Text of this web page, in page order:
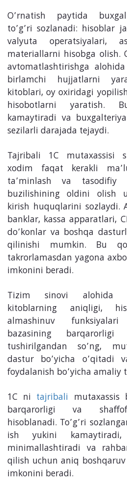
O’rnatish paytida
to’g’ri sozlanadi: hisoblar
valyuta operatsiyalari,
materiallarni hisobga olish.
avtomatlashtirishga
birlamchi hujjatlarni
kitoblari, oy oxiridagi
hisobotlarni yaratish.
kamaytiradi va
sezilarli darajada tejaydi.
Tajribali 1C mutaxassisi
xodim faqat kerakli
ta’minlash va tasodifiy
buzilishining oldini olish
kirish huquqlarini sozlaydi.
banklar, kassa apparatlari,
do’konlar va boshqa
qilinishi mumkin. Bu
takrorlamasdan yagona
imkonini beradi.
Tizim sinovi alohida
kitoblarning aniqligi,
almashinuv
bazasining barqarorligi
tushirilgandan so’ng,
dastur bo’yicha o’qitadi
foydalanish bo’yicha amaliy
1C ni tajribali mutaxassis
barqarorligi va
hisoblanadi. To’g’ri
ish yukini
minimallashtiradi va
qilish uchun aniq
imkonini beradi.